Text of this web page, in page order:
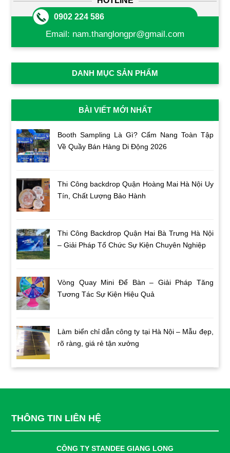
0902 224 586
Email: nam.thanglongpr@gmail.com
DANH MỤC SẢN PHẨM
BÀI VIẾT MỚI NHẤT
Booth Sampling Là Gì? Cẩm Nang Toàn Tập
Về Quầy Bán Hàng Di Động 2026
Thi Công backdrop Quận Hoàng Mai Hà Nội Uy
Tín, Chất Lượng Bảo Hành
Thi Công Backdrop Quận Hai Bà Trưng Hà Nội
– Giải Pháp Tổ Chức Sự Kiện Chuyên Nghiệp
Vòng Quay Mini Để Bàn – Giải Pháp Tăng
Tương Tác Sự Kiện Hiệu Quả
Làm biển chỉ dẫn công ty tại Hà Nội – Mẫu đẹp,
rõ ràng, giá rẻ tận xưởng
THÔNG TIN LIÊN HỆ
CÔNG TY STANDEE GIANG LONG